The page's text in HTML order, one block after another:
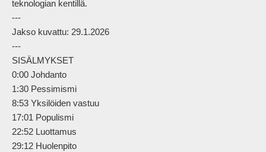
teknologian kentillä.
---
Jakso kuvattu: 29.1.2026
---
SISÄLMYKSET
0:00 Johdanto
1:30 Pessimismi
8:53 Yksilöiden vastuu
17:01 Populismi
22:52 Luottamus
29:12 Huolenpito